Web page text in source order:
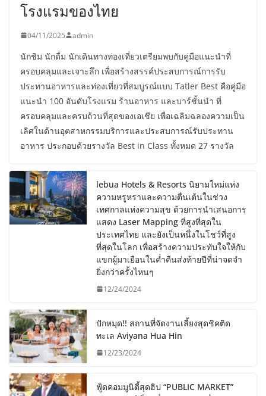
โรงแรมของไทย
04/11/2025 admin
นักชิม นักดื่ม นักเดินทางท่องเที่ยวเตรียมพบกับคู่มือแนะนำที่
ครอบคลุมและเจาะลึก เพื่อสร้างสรรค์ประสบการณ์การรับ
ประทานอาหารและท่องเที่ยวที่สมบูรณ์แบบ Tatler Best คือคู่มือ
แนะนำ 100 อันดับโรงแรม ร้านอาหาร และบาร์ชั้นนำ ที่
ครอบคลุมและครบถ้วนที่สุดของเอเชีย เพื่อเฉลิมฉลองความเป็น
เลิศในด้านอุตสาหกรรมบริการและประสบการณ์รับประทาน
อาหาร ประกอบด้วยรางวัล Best in Class ทั้งหมด 27 รางวัล
lebua Hotels & Resorts นิยามใหม่แห่ง
ความหรูหราและความตื่นเต้นในช่วง
เทศกาลแห่งความสุข ด้วยการนำเสนอการ
แสดง Laser Mapping ที่สูงที่สุดใน
ประเทศไทย และยังเป็นหนึ่งในโชว์ที่สูง
ที่สุดในโลก เพื่อสร้างความประทับใจให้กับ
แขกผู้มาเยือนในค่ำคืนส่งท้ายปีที่น่าจดจำ
ยิ่งกว่าครั้งไหนๆ
12/24/2024
ปักหมุด!! สถานที่จัดงานเลี้ยงสุดชิคติด
ทะเล Aviyana Hua Hin
12/23/2024
ฟู้ดคอมมูนิตี้สุดฮิป “PUBLIC MARKET”